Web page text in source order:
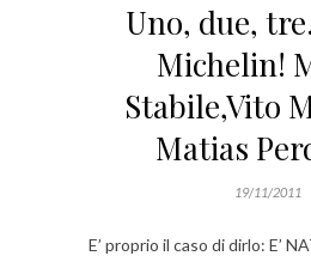
Uno, due,
Michelin!
Stabile,Vito
Matias
19/11/2011
E’ proprio il caso di dirlo: E’